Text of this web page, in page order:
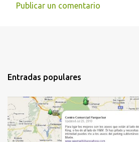
Publicar un comentario
Entradas populares